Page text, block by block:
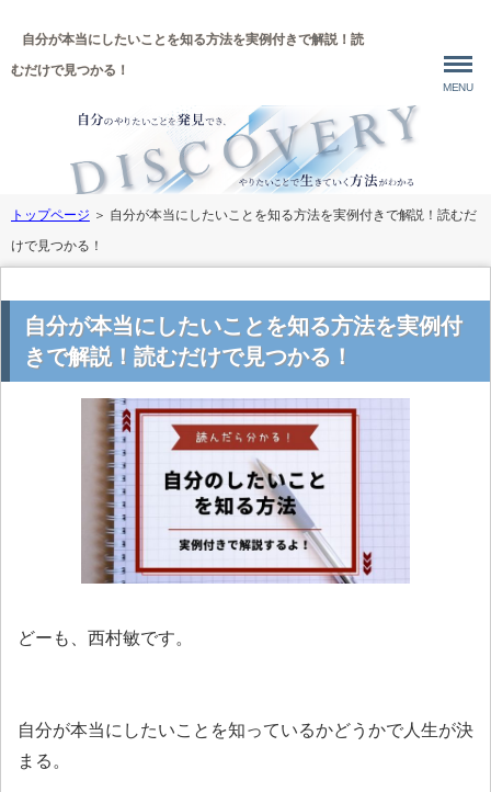
自分が本当にしたいことを知る方法を実例付きで解説！読
むだけで見つかる！
MENU
トップページ ＞ 自分が本当にしたいことを知る方法を実例付きで解説！読むだ
けで見つかる！
自分が本当にしたいことを知る方法を実例付
きで解説！読むだけで見つかる！
どーも、西村敏です。
自分が本当にしたいことを知っているかどうかで人生が決
まる。